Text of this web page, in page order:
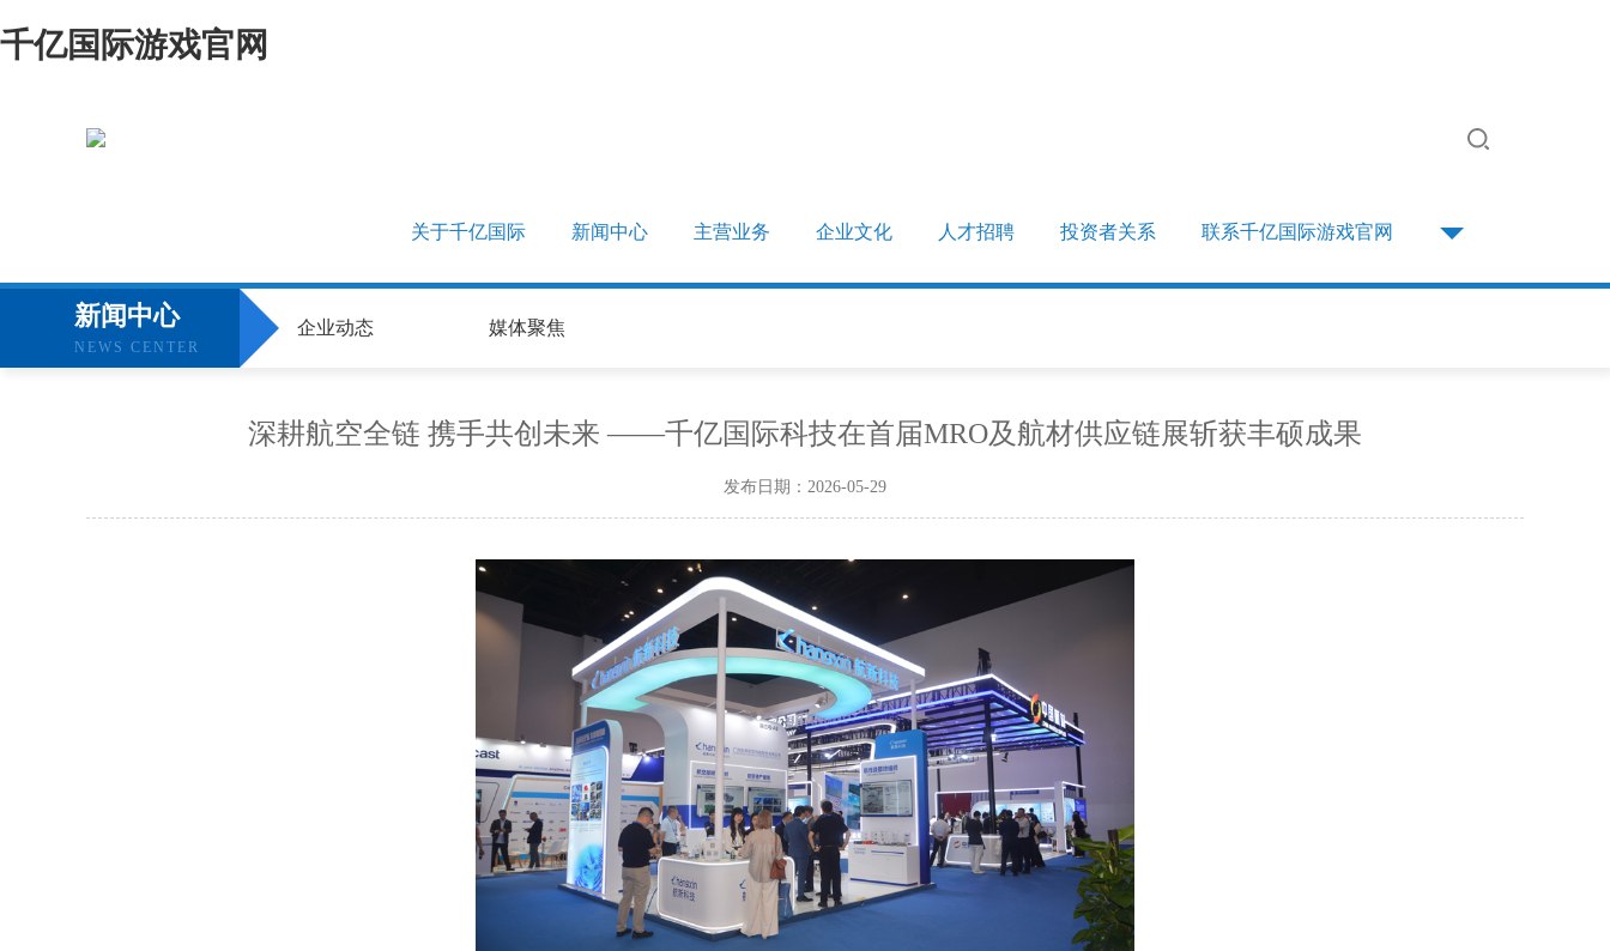
千亿国际游戏官网
关于千亿国际 新闻中心 主营业务 企业文化 人才招聘 投资者关系 联系千亿国际游戏官网
新闻中心
NEWS CENTER
企业动态 媒体聚焦
深耕航空全链 携手共创未来 ——千亿国际科技在首届MRO及航材供应链展斩获丰硕成果
发布日期：2026-05-29